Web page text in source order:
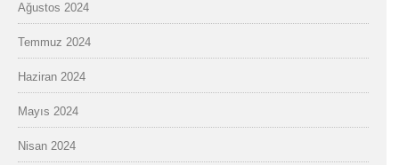
Ağustos 2024
Temmuz 2024
Haziran 2024
Mayıs 2024
Nisan 2024